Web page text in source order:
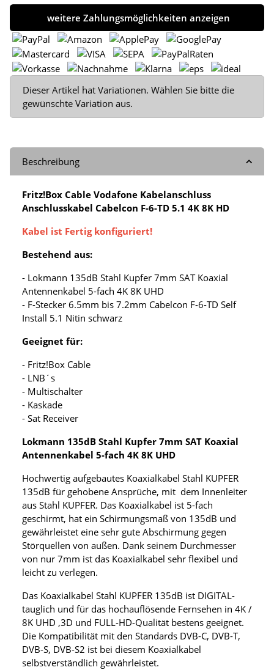
weitere Zahlungsmöglichkeiten anzeigen
x
Dieser Artikel hat Variationen. Wählen Sie bitte die
gewünschte Variation aus.
Beschreibung
Fritz!Box Cable Vodafone Kabelanschluss
Anschlusskabel Cabelcon F-6-TD 5.1 4K 8K HD
Kabel ist Fertig konfiguriert!
Bestehend aus:
- Lokmann 135dB Stahl Kupfer 7mm SAT Koaxial
Antennenkabel 5-fach 4K 8K UHD
- F-Stecker 6.5mm bis 7.2mm Cabelcon F-6-TD Self
Install 5.1 Nitin schwarz
Geeignet für:
- Fritz!Box Cable
- LNB´s
- Multischalter
- Kaskade
- Sat Receiver
Lokmann 135dB Stahl Kupfer 7mm SAT Koaxial
Antennenkabel 5-fach 4K 8K UHD
Hochwertig aufgebautes Koaxialkabel Stahl KUPFER
135dB für gehobene Ansprüche, mit dem Innenleiter
aus Stahl KUPFER. Das Koaxialkabel ist 5-fach
geschirmt, hat ein Schirmungsmaß von 135dB und
gewährleistet eine sehr gute Abschirmung gegen
Störquellen von außen. Dank seinem Durchmesser
von nur 7mm ist das Koaxialkabel sehr flexibel und
leicht zu verlegen.
Das Koaxialkabel Stahl KUPFER 135dB ist DIGITAL-
tauglich und für das hochauflösende Fernsehen in 4K /
8K UHD ,3D und FULL-HD-Qualität bestens geeignet.
Die Kompatibilität mit den Standards DVB-C, DVB-T,
DVB-S, DVB-S2 ist bei diesem Koaxialkabel
selbstverständlich gewährleistet.